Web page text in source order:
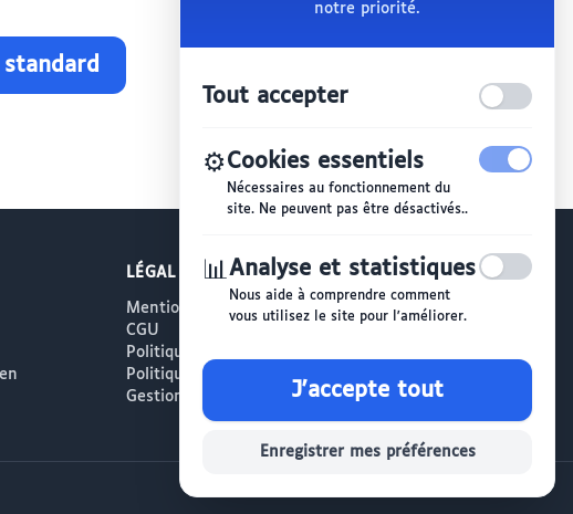
LÉGAL
Mentions légales
CGU
Politique de confidentialité
Politique de gestion des cookies
Gestion des cookies
notre priorité.
Tout accepter
⚙️Cookies essentiels
Nécessaires au fonctionnement du
site. Ne peuvent pas être désactivés..
📊Analyse et statistiques
Nous aide à comprendre comment
vous utilisez le site pour l'améliorer.
J'accepte tout
Enregistrer mes préférences